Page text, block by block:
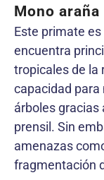
Mono
Este primate
encuentra
tropicales de la
capacidad
árboles gracias
prensil. Sin
amenazas
fragmentación